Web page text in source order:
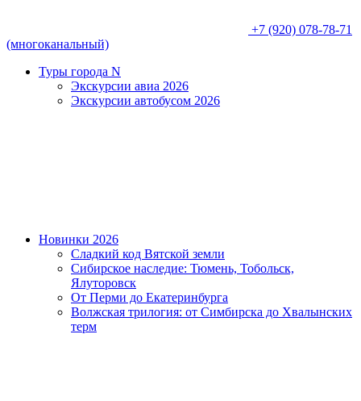
+7 (920) 078-78-71
(многоканальный)
Туры города N
Экскурсии авиа 2026
Экскурсии автобусом 2026
Новинки 2026
Сладкий код Вятской земли
Сибирское наследие: Тюмень, Тобольск,
Ялуторовск
От Перми до Екатеринбурга
Волжская трилогия: от Симбирска до Хвалынских
терм